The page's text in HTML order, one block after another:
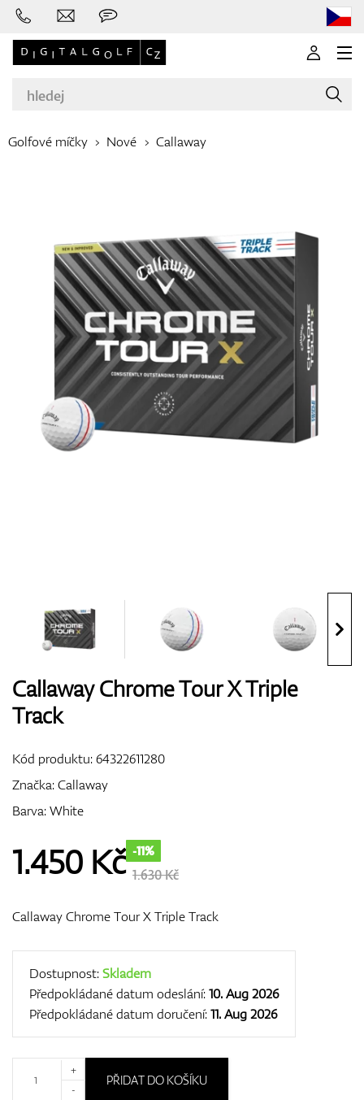
Golfové hole
Oblečení
Boty
Bagy
Doplňky
Golfové míčky Nové Callaway
Callaway Chrome Tour X Triple
Track
Kód produktu:64322611280
Značka:Callaway
Barva: White
1.450 Kč -11%
1.630 Kč
Callaway Chrome Tour X Triple Track
Dostupnost:Skladem
Předpokládané datum odeslání:10. Aug 2026
Předpokládané datum doručení:11. Aug 2026
+
-
PŘIDAT DO KOŠÍKU